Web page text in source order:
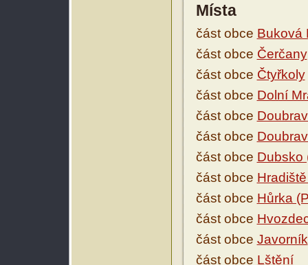
Místa
část obce Buková
část obce Čerčany
část obce Čtyřkoly
část obce Dolní
část obce
část obce
část obce Dubsko
část obce
část obce Hůrka
část obce
část obce Javorník
část obce Lštění